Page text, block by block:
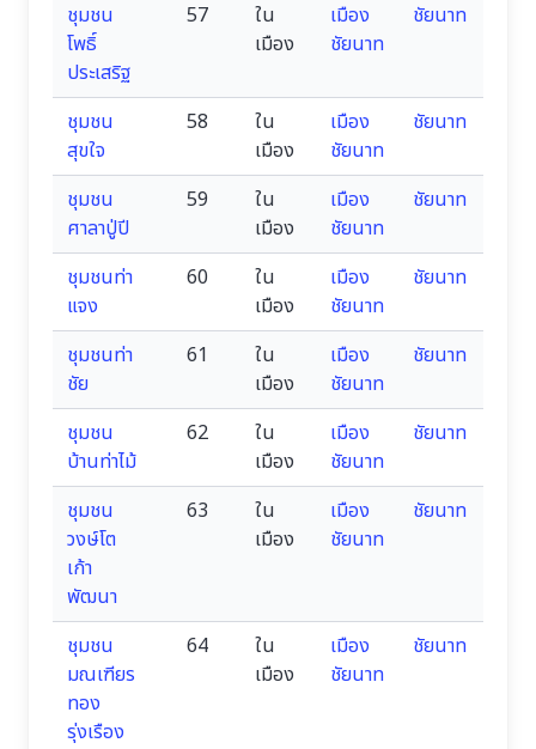
ชุมชน
โพธิ์
ประเสริฐ
57
ใน
เมือง
เมือง
ชัยนาท
ชัยนาท
ชุมชน
สุขใจ
58
ใน
เมือง
เมือง
ชัยนาท
ชัยนาท
ชุมชน
ศาลาปู่ปี
59
ใน
เมือง
เมือง
ชัยนาท
ชัยนาท
ชุมชนท่า
แจง
60
ใน
เมือง
เมือง
ชัยนาท
ชัยนาท
ชุมชนท่า
ชัย
61
ใน
เมือง
เมือง
ชัยนาท
ชัยนาท
ชุมชน
บ้านท่าไม้
62
ใน
เมือง
เมือง
ชัยนาท
ชัยนาท
ชุมชน
วงษ์โต
เก้า
พัฒนา
63
ใน
เมือง
เมือง
ชัยนาท
ชัยนาท
ชุมชน
มณเฑียร
ทอง
รุ่งเรือง
64
ใน
เมือง
เมือง
ชัยนาท
ชัยนาท